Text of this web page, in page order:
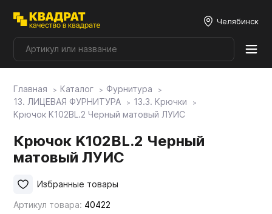
Челябинск
Плитные материалы
Мой ЭГГЕР
Главная Каталог
Фурнитура
13. ЛИЦЕВАЯ ФУРНИТУРА
13.3. Крючки
Крючок K102BL.2 Черный матовый ЛУИС
Крючок K102BL.2 Черный
матовый ЛУИС
Артикул товара: 40422
Избранные товары